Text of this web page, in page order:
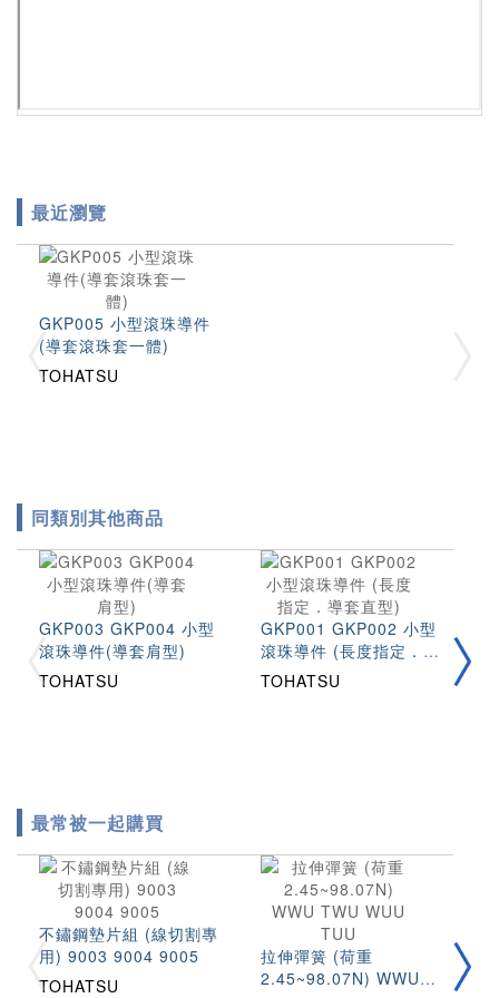
最近瀏覽
GKP005 小型滾珠導件
(導套滾珠套一體)
TOHATSU
同類別其他商品
GKP003 GKP004 小型
滾珠導件(導套肩型)
TOHATSU
GKP001 GKP002 小型
滾珠導件 (長度指定．導
套直型)
TOHATSU
最常被一起購買
不鏽鋼墊片組 (線切割專
用) 9003 9004 9005
TOHATSU
拉伸彈簧 (荷重
2.45~98.07N) WWU